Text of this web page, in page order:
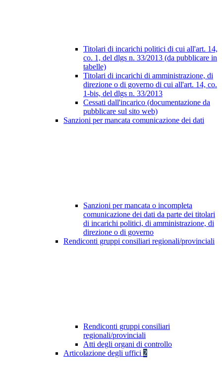
Titolari di incarichi politici di cui all'art. 14,
co. 1, del dlgs n. 33/2013 (da pubblicare in
tabelle)
Titolari di incarichi di amministrazione, di
direzione o di governo di cui all'art. 14, co.
1-bis, del dlgs n. 33/2013
Cessati dall'incarico (documentazione da
pubblicare sul sito web)
Sanzioni per mancata comunicazione dei dati
Sanzioni per mancata o incompleta
comunicazione dei dati da parte dei titolari
di incarichi politici, di amministrazione, di
direzione o di governo
Rendiconti gruppi consiliari regionali/provinciali
Rendiconti gruppi consiliari
regionali/provinciali
Atti degli organi di controllo
Articolazione degli uffici 2